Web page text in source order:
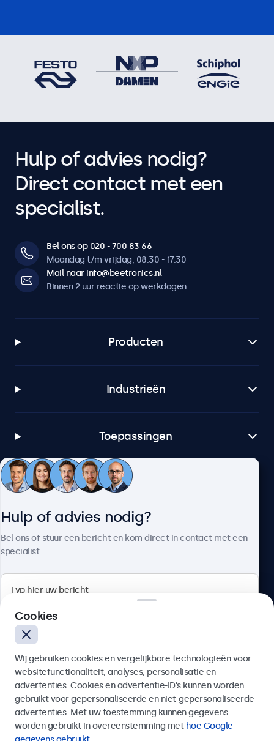
Hulp of advies nodig?
Direct contact met een
specialist.
Bel ons op 020 - 700 83 66
Maandag t/m vrijdag, 08:30 - 17:30
Mail naar info@beetronics.nl
Binnen 2 uur reactie op werkdagen
Producten
Industrieën
Toepassingen
Klantenservice
4.8/5 door 5000+ bedrijven
Nederlands
Hulp of advies nodig?
Bel ons of stuur een bericht en kom direct in contact met een
specialist.
Verzenden
Of bel ons op
Cookies
Wij gebruiken cookies en vergelijkbare technologieën voor
websitefunctionaliteit, analyses, personalisatie en
advertenties. Cookies en advertentie-ID’s kunnen worden
gebruikt voor gepersonaliseerde en niet-gepersonaliseerde
advertenties. Met uw toestemming kunnen gegevens
worden gebruikt in overeenstemming met hoe Google